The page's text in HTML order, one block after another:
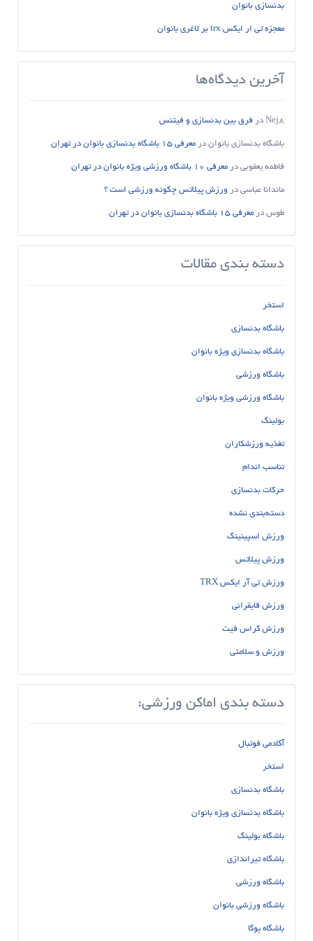
بدنسازی بانوان
معجزه تی ار ایکس trx بر لاغری بانوان
آخرین دیدگاه‌ها
Nej8 در فرق بین بدنسازی و فیتنس
باشگاه بدنسازی بانوان در معرفی 15 باشگاه بدنسازی بانوان در تهران
فاطمه یعقوبی در معرفی 10 باشگاه ورزشی ویژه بانوان در تهران
ماندانا عباسی در ورزش پیلاتس چگونه ورزشی است ؟
طوس در معرفی 15 باشگاه بدنسازی بانوان در تهران
دسته بندی مقالات
استخر
باشگاه بدنسازی
باشگاه بدنسازی ویژه بانوان
باشگاه ورزشی
باشگاه ورزشی ویژه بانوان
بولینگ
تغذیه ورزشکاران
تناسب اندام
حرکات بدنسازی
دسته‌بندی نشده
ورزش اسپینینگ
ورزش پیلاتس
ورزش تی آر ایکس TRX
ورزش قایقرانی
ورزش کراس فیت
ورزش و سلامتی
دسته بندی اماکن ورزشی:
آکادمی فوتبال
استخر
باشگاه بدنسازی
باشگاه بدنسازی ویژه بانوان
باشگاه بولینگ
باشگاه تیراندازی
باشگاه ورزشی
باشگاه ورزشی بانوان
باشگاه یوگا